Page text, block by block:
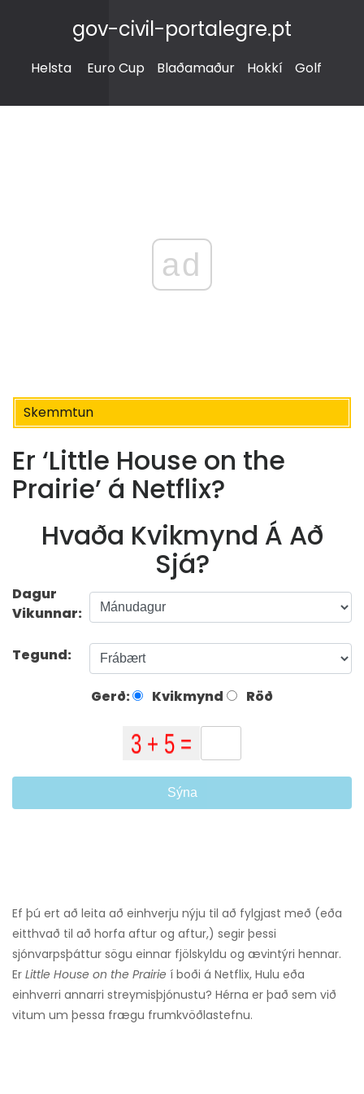
gov-civil-portalegre.pt
Helsta Euro Cup Blaðamaður Hokkí Golf
ad
Skemmtun
Er ‘Little House on the
Prairie’ á Netflix?
Hvaða Kvikmynd Á Að
Sjá?
Dagur
Vikunnar:
Tegund:
Gerð: Kvikmynd Röð
Sýna
Ef þú ert að leita að einhverju nýju til að fylgjast með (eða
eitthvað til að horfa aftur og aftur,) segir þessi
sjónvarpsþáttur sögu einnar fjölskyldu og ævintýri hennar.
Er Little House on the Prairie í boði á Netflix, Hulu eða
einhverri annarri streymisþjónustu? Hérna er það sem við
vitum um þessa frægu frumkvöðlastefnu.